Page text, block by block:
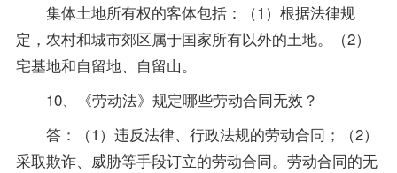
集体土地所有权的客体包括：（1）根据法律规
定，农村和城市郊区属于国家所有以外的土地。（2）
宅基地和自留地、自留山。
10、《劳动法》规定哪些劳动合同无效？
答：（1）违反法律、行政法规的劳动合同；（2）
采取欺诈、威胁等手段订立的劳动合同。劳动合同的无